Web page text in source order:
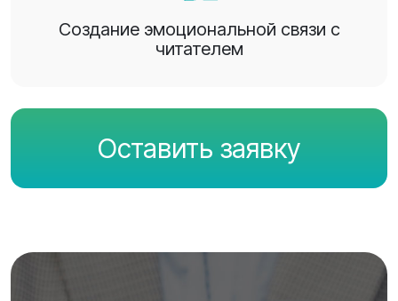
Создание эмоциональной связи с
читателем
Оставить заявку